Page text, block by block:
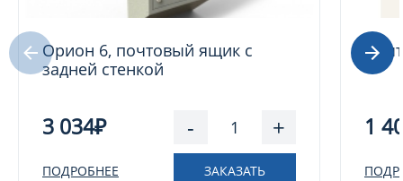
Орион 6, почтовый ящик с
задней стенкой
3 034₽ - +
ПОДРОБНЕЕ ЗАКАЗАТЬ
1